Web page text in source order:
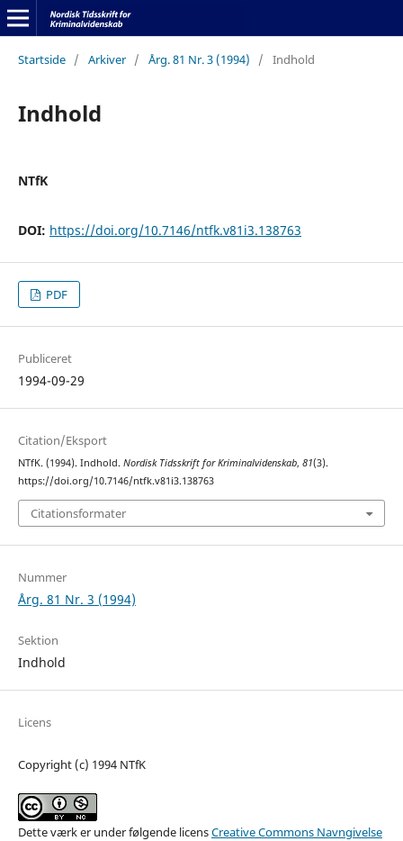
Startside / Arkiver / Årg. 81 Nr. 3 (1994) / Indhold
Indhold
NTfK
DOI: https://doi.org/10.7146/ntfk.v81i3.138763
PDF
Publiceret
1994-09-29
Citation/Eksport
NTfK. (1994). Indhold. Nordisk Tidsskrift for Kriminalvidenskab, 81(3).
https://doi.org/10.7146/ntfk.v81i3.138763
Citationsformater
Nummer
Årg. 81 Nr. 3 (1994)
Sektion
Indhold
Licens
Copyright (c) 1994 NTfK
Dette værk er under følgende licensCreative Commons Navngivelse